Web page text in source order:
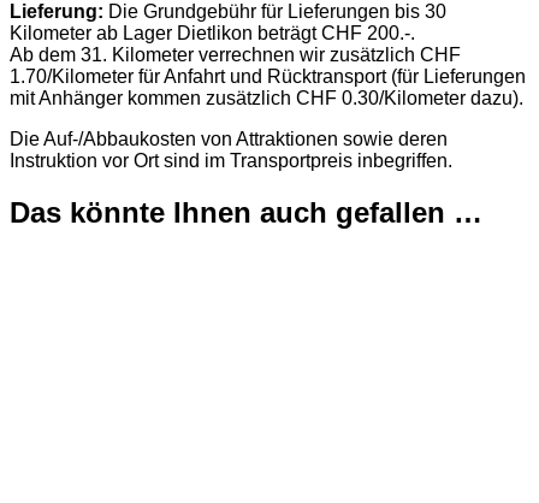
Lieferung: Die Grundgebühr für Lieferungen bis 30
Kilometer ab Lager Dietlikon beträgt CHF 200.-.
Ab dem 31. Kilometer verrechnen wir zusätzlich CHF
1.70/Kilometer für Anfahrt und Rücktransport (für Lieferungen
mit Anhänger kommen zusätzlich CHF 0.30/Kilometer dazu).
Die Auf-/Abbaukosten von Attraktionen sowie deren
Instruktion vor Ort sind im Transportpreis inbegriffen.
Das könnte Ihnen auch gefallen …